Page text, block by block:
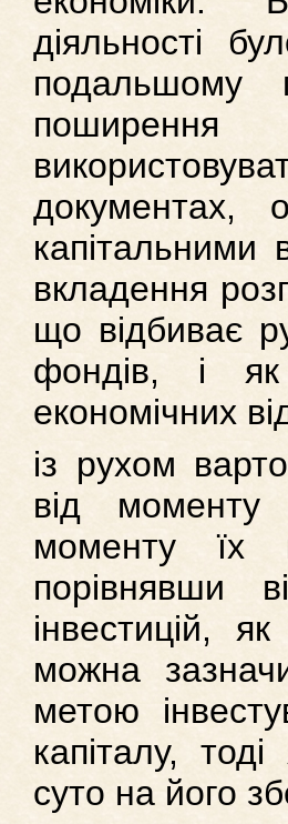
діяльності
подальшому
документах,
капітальними
вкладення
що відбиває
фондів, і як
економічних
із рухом
від моменту
моменту їх
порівнявши
інвестицій,
можна
метою
капіталу,
суто на його